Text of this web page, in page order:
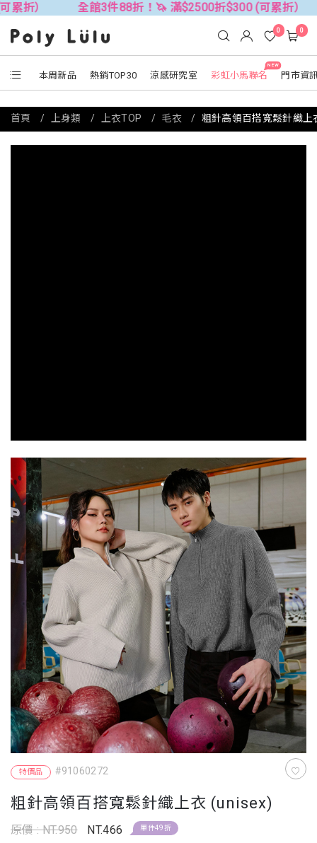
全館3件88折！🦄 滿$2500折$300 (可累折） 全館3
本周新品 熱銷TOP30 涼感研究室
NEW
彩虹小馬聯名 門市資
0 0
特價品 #91060272
粗針高領百搭寬鬆針織上衣 (unisex)
原價 : NT.950 NT.466 單件49折
首頁 上身類 上衣TOP 毛衣 粗針高領百搭寬鬆針織